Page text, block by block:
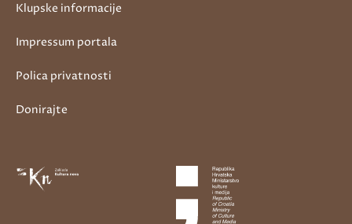
Klupske informacije
Impressum portala
Polica privatnosti
Donirajte